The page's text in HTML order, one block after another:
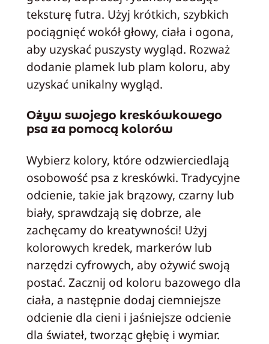
teksturę futra. Użyj krótkich, szybkich
pociągnięć wokół głowy, ciała i ogona,
aby uzyskać puszysty wygląd. Rozważ
dodanie plamek lub plam koloru, aby
uzyskać unikalny wygląd.
Ożyw swojego kreskówkowego
psa za pomocą kolorów
Wybierz kolory, które odzwierciedlają
osobowość psa z kreskówki. Tradycyjne
odcienie, takie jak brązowy, czarny lub
biały, sprawdzają się dobrze, ale
zachęcamy do kreatywności! Użyj
kolorowych kredek, markerów lub
narzędzi cyfrowych, aby ożywić swoją
postać. Zacznij od koloru bazowego dla
ciała, a następnie dodaj ciemniejsze
odcienie dla cieni i jaśniejsze odcienie
dla świateł, tworząc głębię i wymiar.